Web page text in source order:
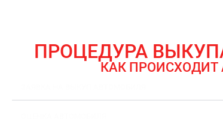
ПРОЦЕДУРА
КАК ПРОИСХОДИТ